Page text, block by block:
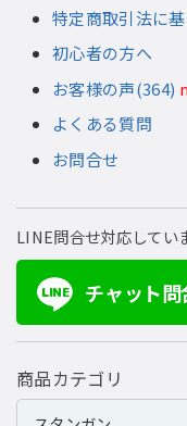
特定商取引法に
初心者の方へ
お客様の声(364)
よくある質問
お問合せ
LINE問合せ対応してい
LINE チャット問
商品カテゴリ